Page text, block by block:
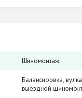
Шиномонтаж
Балансировка,
выездной